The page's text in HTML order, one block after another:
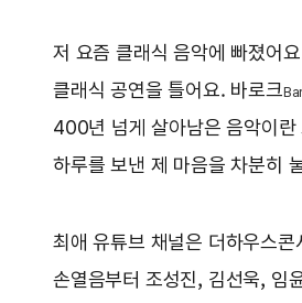
저 요즘 클래식 음악에 빠졌어
클래식 공연을 틀어요. 바로크
400년 넘게 살아남은 음악이란
하루를 보낸 제 마음을 차분히
최애 유튜브 채널은 더하우스콘
손열음부터 조성진, 김선욱, 임